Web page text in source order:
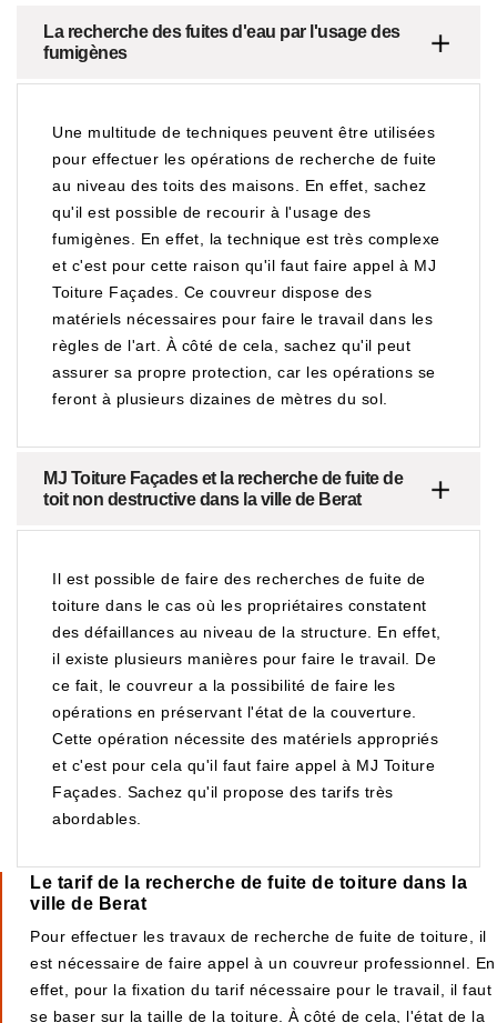
La recherche des fuites d'eau par l'usage des
fumigènes
Une multitude de techniques peuvent être utilisées
pour effectuer les opérations de recherche de fuite
au niveau des toits des maisons. En effet, sachez
qu'il est possible de recourir à l'usage des
fumigènes. En effet, la technique est très complexe
et c'est pour cette raison qu'il faut faire appel à MJ
Toiture Façades. Ce couvreur dispose des
matériels nécessaires pour faire le travail dans les
règles de l'art. À côté de cela, sachez qu'il peut
assurer sa propre protection, car les opérations se
feront à plusieurs dizaines de mètres du sol.
MJ Toiture Façades et la recherche de fuite de
toit non destructive dans la ville de Berat
Il est possible de faire des recherches de fuite de
toiture dans le cas où les propriétaires constatent
des défaillances au niveau de la structure. En effet,
il existe plusieurs manières pour faire le travail. De
ce fait, le couvreur a la possibilité de faire les
opérations en préservant l'état de la couverture.
Cette opération nécessite des matériels appropriés
et c'est pour cela qu'il faut faire appel à MJ Toiture
Façades. Sachez qu'il propose des tarifs très
abordables.
Le tarif de la recherche de fuite de toiture dans la
ville de Berat
Pour effectuer les travaux de recherche de fuite de toiture, il
est nécessaire de faire appel à un couvreur professionnel. En
effet, pour la fixation du tarif nécessaire pour le travail, il faut
se baser sur la taille de la toiture. À côté de cela, l'état de la